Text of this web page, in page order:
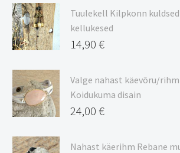
9,00 €
kuni
20,44 €
Tuulekell Kilpkonn kuldsed
kellukesed
14,90 €
Valge nahast käevõru/
Koidukuma disain
24,00 €
Nahast käerihm Rebane